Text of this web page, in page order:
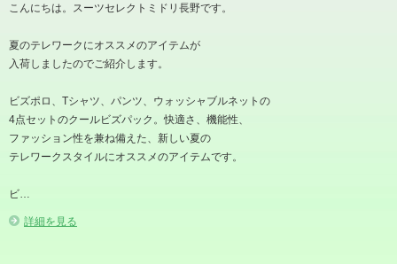
こんにちは。スーツセレクトミドリ長野です。
夏のテレワークにオススメのアイテムが
入荷しましたのでご紹介します。
ビズポロ、Tシャツ、パンツ、ウォッシャブルネットの
4点セットのクールビズパック。快適さ、機能性、
ファッション性を兼ね備えた、新しい夏の
テレワークスタイルにオススメのアイテムです。
ビ…
詳細を見る